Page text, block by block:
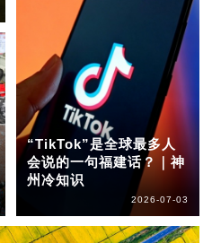
“TikTok”是全球最多人
会说的一句福建话？｜神
州冷知识
2026-07-03